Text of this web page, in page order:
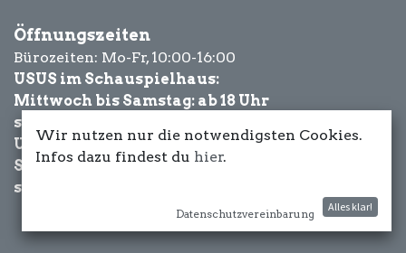
Öffnungszeiten
Bürozeiten: Mo-Fr, 10:00-16:00
USUS im Schauspielhaus:
Mittwoch bis Samstag: ab 18 Uhr
sowie Eventbezogen.
USUS am Wasser:
Schönwetter-
sowie Eventbezogen.
Wir nutzen nur die notwendigsten Cookies.
Infos dazu findest du hier.
Datenschutzvereinbarung
Alles klar!